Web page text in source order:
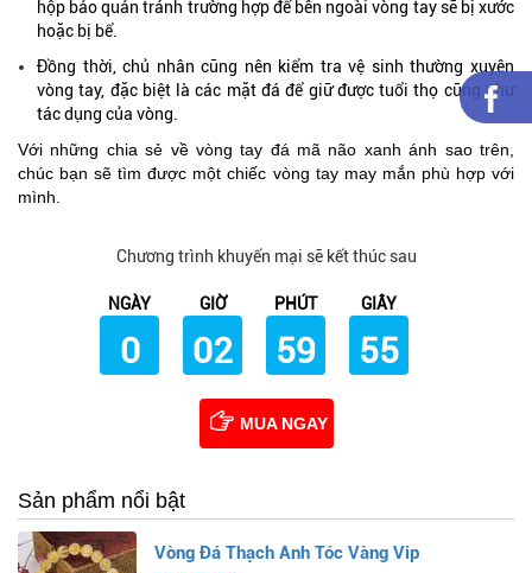
hộp bảo quản tránh trường hợp để bên ngoài vòng tay sẽ bị xước
hoặc bị bể.
Đồng thời, chủ nhân cũng nên kiểm tra vệ sinh thường xuyên
vòng tay, đặc biệt là các mặt đá để giữ được tuổi thọ cũng như
tác dụng của vòng.
Với những chia sẻ về vòng tay đá mã não xanh ánh sao trên,
chúc bạn sẽ tìm được một chiếc vòng tay may mắn phù hợp với
mình.
Chương trình khuyến mại sẽ kết thúc sau
NGÀY
0
GIỜ
02
PHÚT
59
GIÂY
54
MUA NGAY
Sản phẩm nổi bật
Vòng Đá Thạch Anh Tóc Vàng Vip